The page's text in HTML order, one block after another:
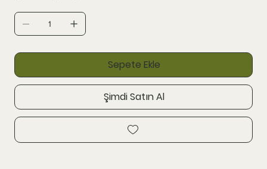
Sepete Ekle
Şimdi Satın Al